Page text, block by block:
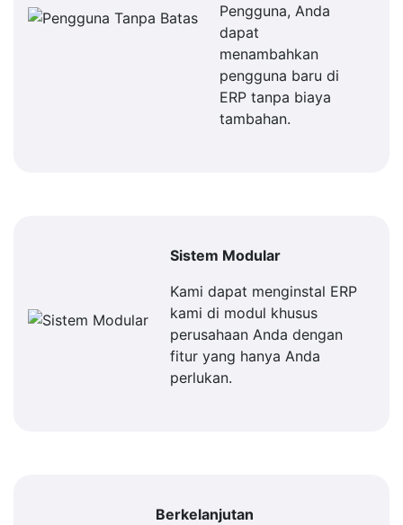
Pengguna, Anda
dapat
menambahkan
pengguna baru di
ERP tanpa biaya
tambahan.
Sistem Modular
Kami dapat menginstal ERP
kami di modul khusus
perusahaan Anda dengan
fitur yang hanya Anda
perlukan.
Berkelanjutan